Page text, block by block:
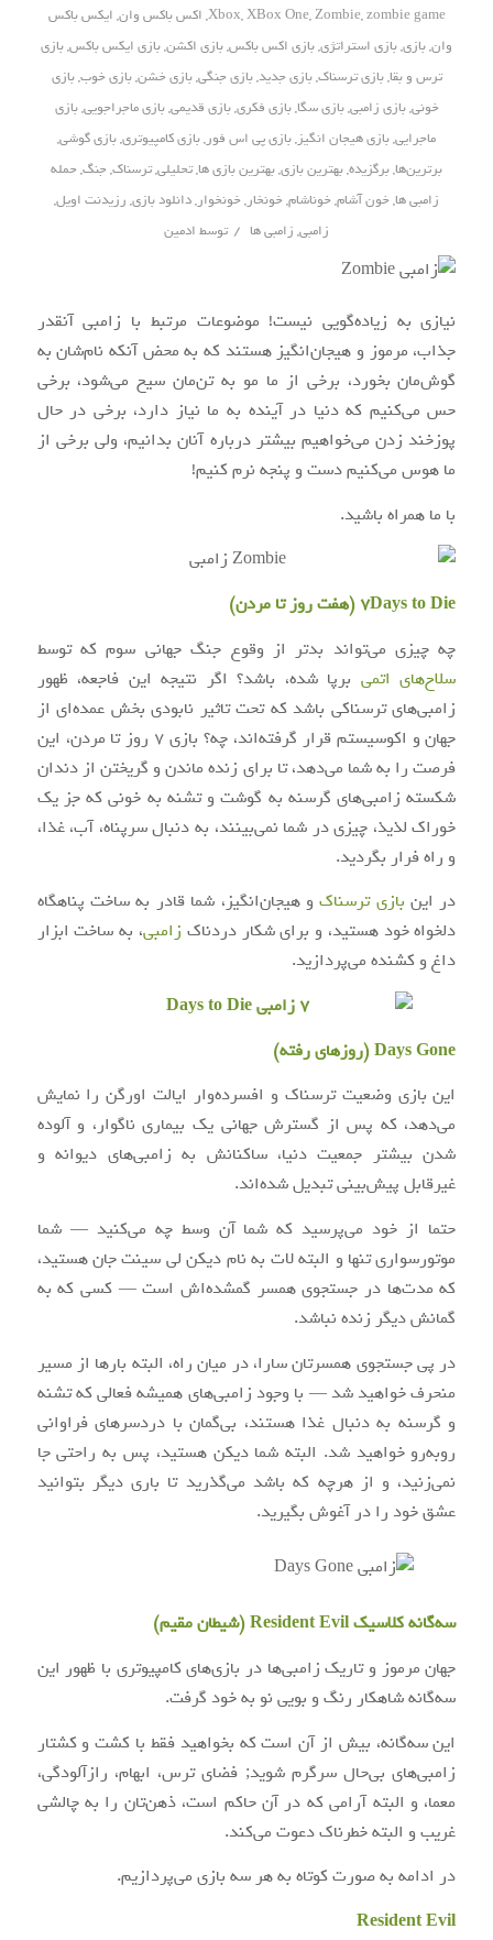
Xbox,XBox One,Zombie,zombie game
, اکس باکس وان, ایکس باکس
وان,بازی,بازی استراتژی,بازی اکس باکس,بازی اکشن,بازی ایکس باکس,بازی
ترس و بقا,بازی ترسناک,بازی جدید,بازی جنگی,بازی خشن,بازی خوب,بازی
خونی,بازی زامبی,بازی سگا,بازی فکری,بازی قدیمی,بازی ماجراجویی,بازی
ماجرایی,بازی هیجان انگیز,بازی پی اس فور,بازی کامپیوتری,بازی گوشی,
برترین‌ها,برگزیده,بهترین بازی,بهترین بازی ها,تحلیلی,ترسناک,جنگ,حمله
زامبی ها,خون آشام,خوناشام,خونخار,خونخوار,دانلود بازی, رزیدنت اویل,
زامبی, زامبی ها / توسط ادمین
نیازی به زیاده‌گویی نیست! موضوعات مرتبط با زامبی آنقدر
جذاب، مرموز و هیجان‌انگیز هستند که به محض آنکه نام‌شان به
گوش‌مان بخورد، برخی از ما مو به تن‌مان سیخ می‌شود، برخی
حس می‌کنیم که دنیا در آینده به ما نیاز دارد، برخی در حال
پوزخند زدن می‌خواهیم بیشتر درباره آنان بدانیم، ولی برخی از
ما هوس می‌کنیم دست و پنجه نرم کنیم!
با ما همراه باشید.
7Days to Die (هفت روز تا مردن)
چه چیزی می‌تواند بدتر از وقوع جنگ جهانی سوم که توسط
سلاح‌های اتمی برپا شده، باشد؟ اگر نتیجه این فاجعه، ظهور
زامبی‌های ترسناکی باشد که تحت تاثیر نابودی بخش عمده‌ای از
جهان و اکوسیستم قرار گرفته‌اند، چه؟ بازی ۷ روز تا مردن، این
فرصت را به شما می‌دهد، تا برای زنده ماندن و گریختن از دندان
شکسته زامبی‌های گرسنه به گوشت و تشنه به خونی که جز یک
خوراک لذیذ، چیزی در شما نمی‌بینند، به دنبال سرپناه، آب، غذا،
و راه فرار بگردید.
در این بازی ترسناکو هیجان‌انگیز، شما قادر به ساخت پناهگاه
دلخواه خود هستید، و برای شکار دردناک زامبی، به ساخت ابزار
داغ و کشنده می‌پردازید.
Days Gone (روزهای رفته)
این بازی وضعیت ترسناک و افسرده‌وار ایالت اورگن را نمایش
می‌دهد، که پس از گسترش جهانی یک بیماری ناگوار، و آلوده
شدن بیشتر جمعیت دنیا، ساکنانش به زامبی‌های دیوانه و
غیرقابل پیش‌بینی تبدیل شده‌اند.
حتما از خود می‌پرسید که شما آن وسط چه می‌کنید — شما
موتور‌سواری تنها و البته لات به نام دیکن لی سینت جان هستید،
که مدت‌ها در جستجوی همسر گمشده‌اش است — کسی که به
گمانش دیگر زنده نباشد.
در پی جستجوی همسرتان سارا، در میان راه، البته بارها از مسیر
منحرف خواهید شد — با وجود زامبی‌های همیشه فعالی که تشنه
و گرسنه به دنبال غذا هستند، بی‌گمان با دردسرهای فراوانی
روبه‌رو خواهید شد. البته شما دیکن هستید، پس به راحتی جا
نمی‌زنید، و از هرچه که باشد می‌گذرید تا باری دیگر بتوانید
عشق خود را در آغوش بگیرید.
سه‌گانه کلاسیک Resident Evil (شیطان مقیم)
جهان مرموز و تاریک زامبی‌ها در بازی‌های کامپیوتری با ظهور این
سه‌گانه شاهکار رنگ و بویی نو به خود گرفت.
این سه‌گانه، بیش از آن است که بخواهید فقط با کشت و کشتار
زامبی‌های بی‌حال سرگرم شوید; فضای ترس، ابهام، رازآلودگی،
معما، و البته آرامی که در آن حاکم است، ذهن‌تان را به چالشی
غریب و البته خطرناک دعوت می‌کند.
در ادامه به صورت کوتاه به هر سه بازی می‌پردازیم.
Resident Evil